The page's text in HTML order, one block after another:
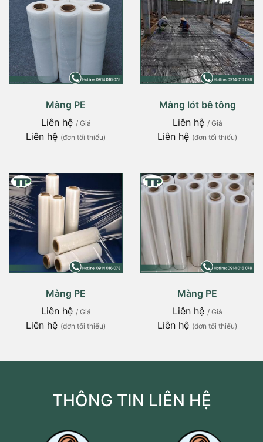
Màng PE
Liên hệ / Giá
Liên hệ (đơn tối thiểu)
Màng lót bê tông
Liên hệ / Giá
Liên hệ (đơn tối thiểu)
Màng PE
Liên hệ / Giá
Liên hệ (đơn tối thiểu)
Màng PE
Liên hệ / Giá
Liên hệ (đơn tối thiểu)
THÔNG TIN LIÊN HỆ